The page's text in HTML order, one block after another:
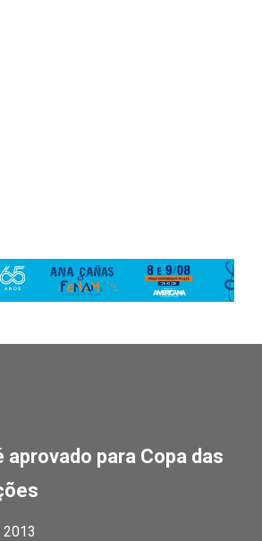
aprovado para Copa das
2013